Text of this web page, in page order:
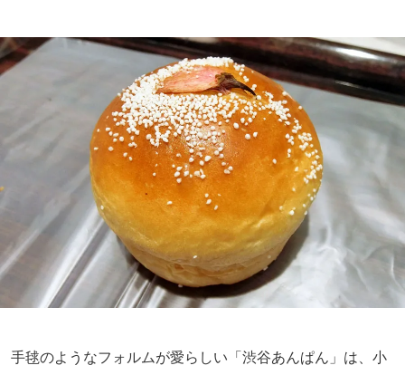
手毬のようなフォルムが愛らしい「渋谷あんぱん」は、小